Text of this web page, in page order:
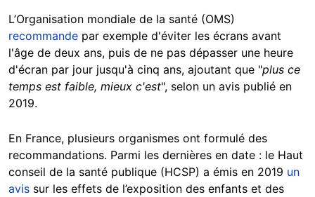
L’Organisation mondiale de la santé (OMS)
recommande par exemple d'éviter les écrans avant
l'âge de deux ans, puis de ne pas dépasser une heure
d'écran par jour jusqu'à cinq ans, ajoutant que "plus ce
temps est faible, mieux c'est", selon un avis publié en
2019.
En France, plusieurs organismes ont formulé des
recommandations. Parmi les dernières en date : le Haut
conseil de la santé publique (HCSP) a émis en 2019 un
avis sur les effets de l’exposition des enfants et des